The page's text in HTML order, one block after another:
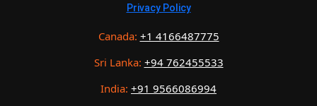
Privacy Policy
Canada: +1 4166487775
Sri Lanka: +94 762455533
India: +91 9566086994